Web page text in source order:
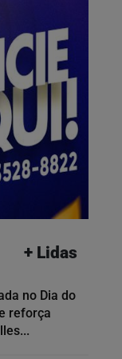
+ Lidas
no Dia do
reforça